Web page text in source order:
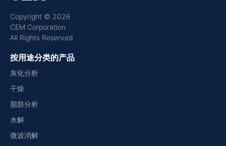
Copyright © 2026
CEM Corporation
All Rights Reserved
按用途分类的产品
灰化分析
干燥
脂肪分析
水解
微波消解